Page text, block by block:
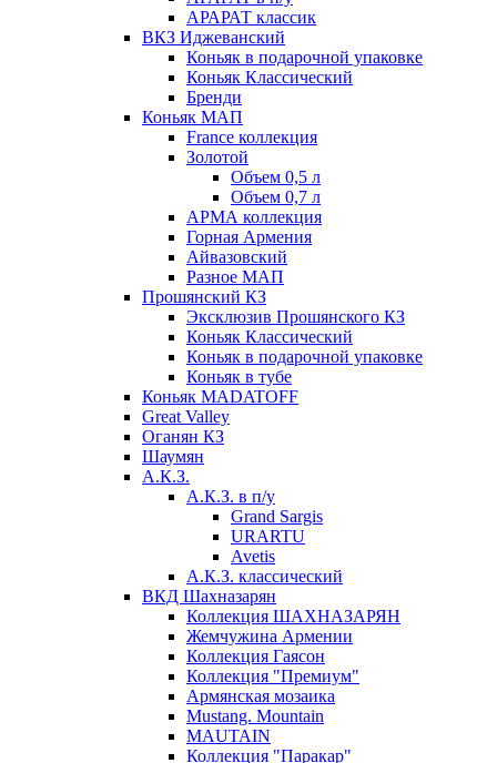
АРАРАТ классик
ВКЗ Иджеванский
Коньяк в подарочной упаковке
Коньяк Классический
Бренди
Коньяк МАП
France коллекция
Золотой
Объем 0,5 л
Объем 0,7 л
АРМА коллекция
Горная Армения
Айвазовский
Разное МАП
Прошянский КЗ
Эксклюзив Прошянского КЗ
Коньяк Классический
Коньяк в подарочной упаковке
Коньяк в тубе
Коньяк MADATOFF
Great Valley
Оганян КЗ
Шаумян
А.К.З.
А.К.З. в п/у
Grand Sargis
URARTU
Avetis
А.К.З. классический
ВКД Шахназарян
Коллекция ШАХНАЗАРЯН
Жемчужина Армении
Коллекция Гаясон
Коллекция "Премиум"
Армянская мозаика
Mustang. Mountain
MAUTAIN
Коллекция "Паракар"